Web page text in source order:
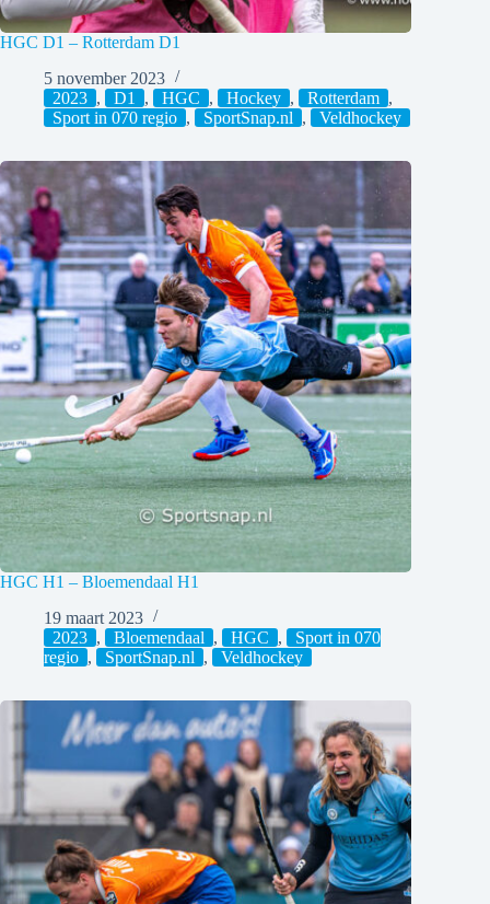
HGC D1 – Rotterdam D1
5 november 2023
2023 , D1 , HGC , Hockey , Rotterdam ,
Sport in 070 regio , SportSnap.nl , Veldhockey
HGC H1 – Bloemendaal H1
19 maart 2023
2023 , Bloemendaal , HGC ,
Sport in 070
regio , SportSnap.nl , Veldhockey